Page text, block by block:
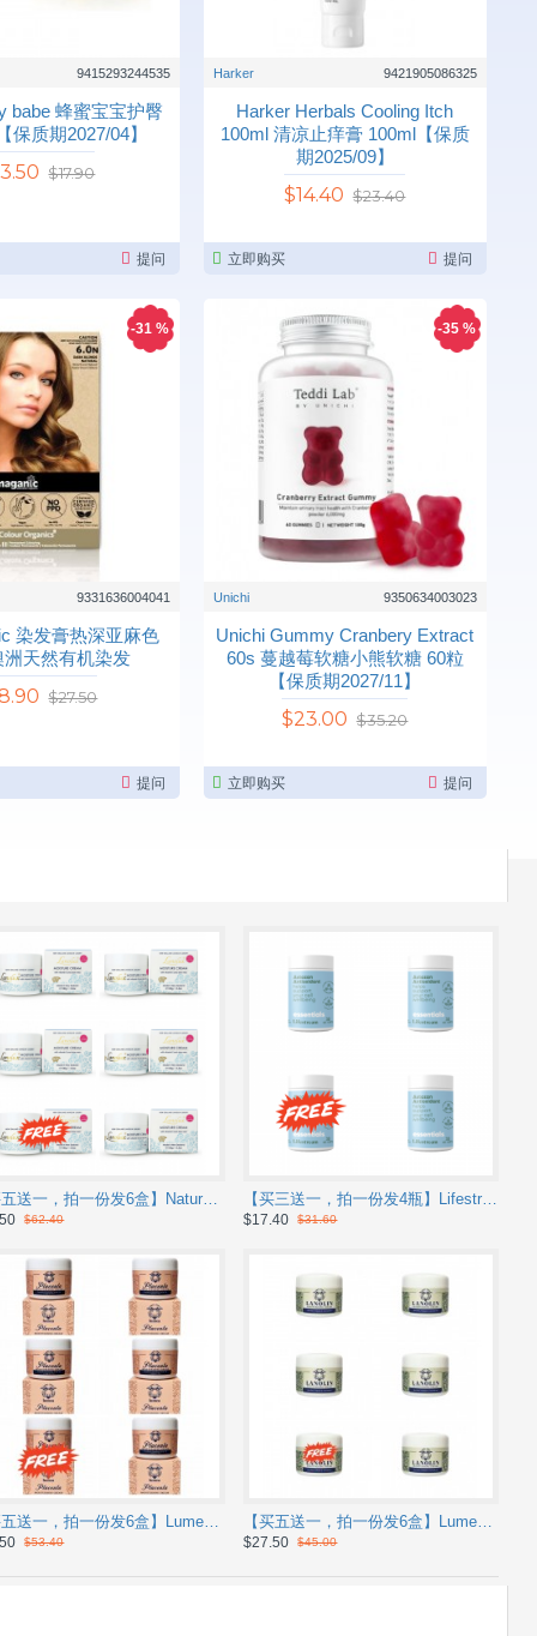
9415293244535
babe 蜂蜜宝宝护臀
保质期2027/04】
$17.90
提问
Harker 9421905086325
Harker Herbals Cooling Itch
100ml 清凉止痒膏 100ml【保质
期2025/09】
$14.40 $23.40
立即购买 提问
-31 %
9331636004041
染发膏热深亚麻色
洲天然有机染发
$27.50
提问
-35 %
Unichi 9350634003023
Unichi Gummy Cranbery Extract
60s 蔓越莓软糖小熊软糖 60粒
【保质期2027/11】
$23.00 $35.20
立即购买 提问
$62.40 $17.40 $31.60
$53.40 $27.50 $45.00